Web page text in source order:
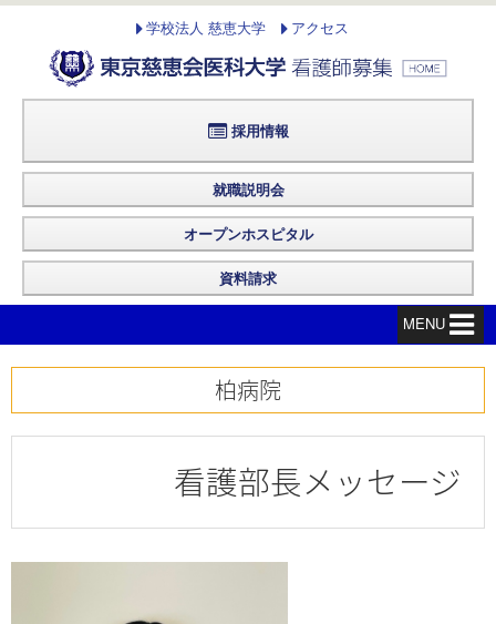
学校法人 慈恵大学 アクセス
採用情報
就職説明会
オープンホスピタル
資料請求
MENU
柏病院
看護部長メッセージ